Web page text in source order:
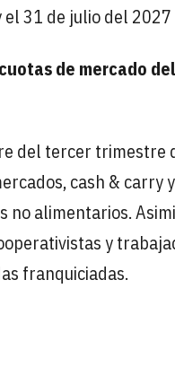
31 de julio del
cuotas de mercado
del tercer trimestre
cash & carry
no alimentarios.
y
franquiciadas.